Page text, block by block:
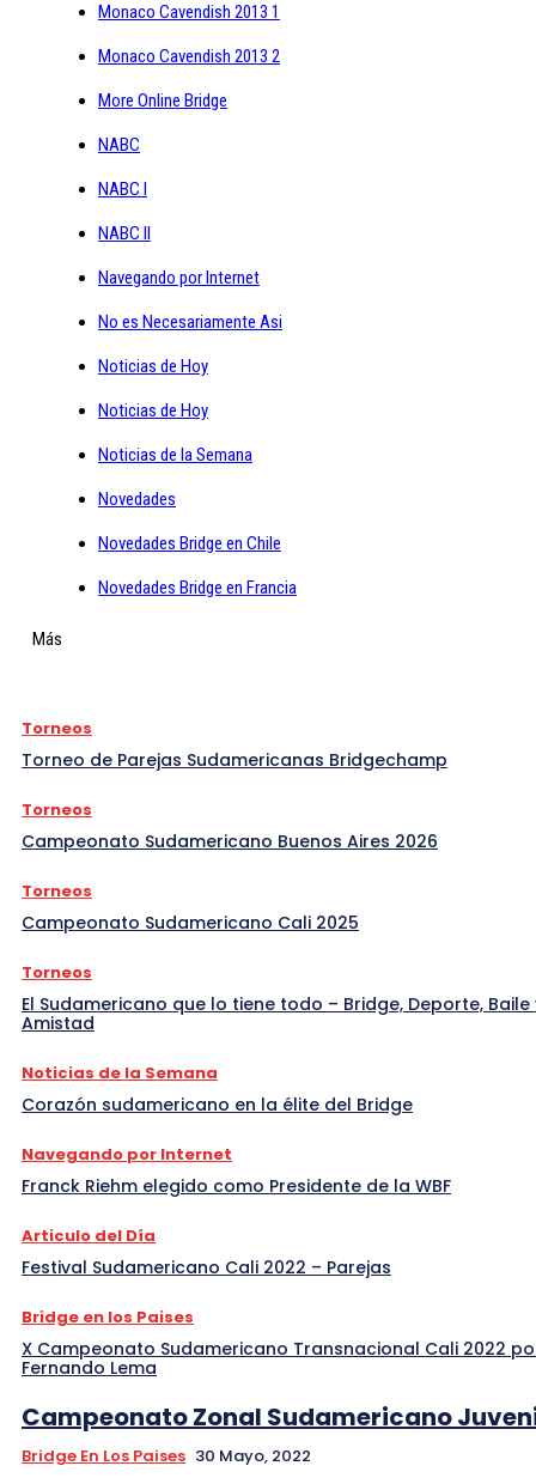
Monaco Cavendish 2013 1
Monaco Cavendish 2013 2
More Online Bridge
NABC
NABC I
NABC II
Navegando por Internet
No es Necesariamente Asi
Noticias de Hoy
Noticias de Hoy
Noticias de la Semana
Novedades
Novedades Bridge en Chile
Novedades Bridge en Francia
Más
Torneos
Torneo de Parejas Sudamericanas Bridgechamp
Torneos
Campeonato Sudamericano Buenos Aires 2026
Torneos
Campeonato Sudamericano Cali 2025
Torneos
El Sudamericano que lo tiene todo – Bridge, Deporte, Baile
Amistad
Noticias de la Semana
Corazón sudamericano en la élite del Bridge
Navegando por Internet
Franck Riehm elegido como Presidente de la WBF
Articulo del Día
Festival Sudamericano Cali 2022 – Parejas
Bridge en los Paises
X Campeonato Sudamericano Transnacional Cali 2022
Fernando Lema
Campeonato Zonal Sudamericano
Bridge En Los Paises 30 Mayo, 2022